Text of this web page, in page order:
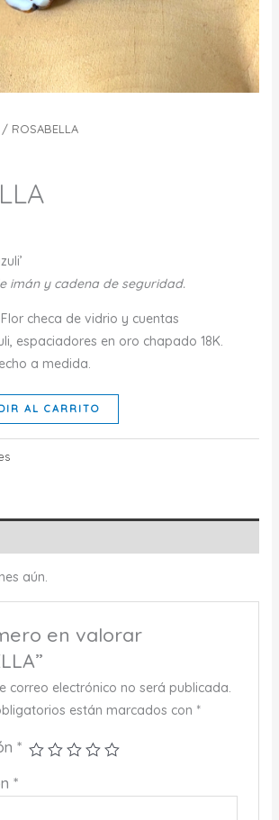
ROSABELLA
imán y cadena de seguridad.
checa de vidrio y cuentas
, espaciadores en oro chapado 18K.
a medida.
AL CARRITO
aún.
en valorar
correo electrónico no será publicada.
están marcados con *
*
*